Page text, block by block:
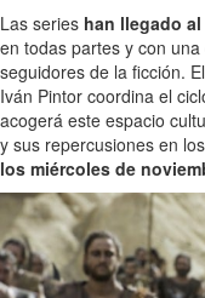
Las series han llegado
en todas partes y con
seguidores de la ficción.
Iván Pintor coordina el
acogerá este espacio
y sus repercusiones en
los miércoles de